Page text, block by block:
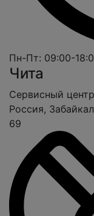
Пн-Пт: 09:00-
Чита
Cервисный центр
Россия,
69